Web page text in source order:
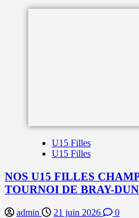
U15 Filles
U15 Filles
NOS U15 FILLES
TOURNOI DE BRAY-
admin 21 juin 2026 0